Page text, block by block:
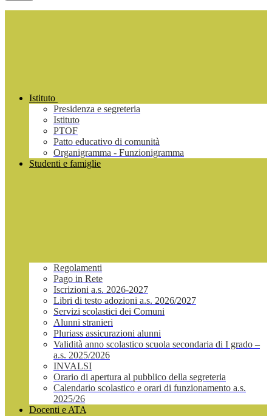
Istituto
Presidenza e segreteria
Istituto
PTOF
Patto educativo di comunità
Organigramma - Funzionigramma
Studenti e famiglie
Regolamenti
Pago in Rete
Iscrizioni a.s. 2026-2027
Libri di testo adozioni a.s. 2026/2027
Servizi scolastici dei Comuni
Alunni stranieri
Pluriass assicurazioni alunni
Validità anno scolastico scuola secondaria di I grado –
a.s. 2025/2026
INVALSI
Orario di apertura al pubblico della segreteria
Calendario scolastico e orari di funzionamento a.s.
2025/26
Docenti e ATA